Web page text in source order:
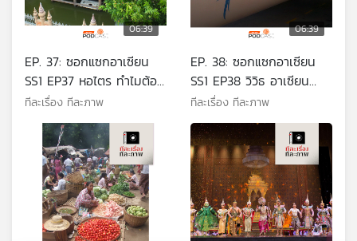
06:39
EP. 37: ซอกแซกอาเซียน
SS1 EP37 หอไตร ทำไมต้อง
สร้างกลางน้ำ
ทีละเรื่อง ทีละภาพ
06:39
EP. 38: ซอกแซกอาเซียน
SS1 EP38 วิวิธ อาเซียน
ตอน 1 สีสันของความ
เหมือนในความต่าง
ทีละเรื่อง ทีละภาพ